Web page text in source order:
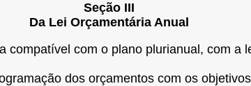
Seção III
Da Lei Orçamentária Anual
compatível com o plano plurianual, com a
dos orçamentos com os